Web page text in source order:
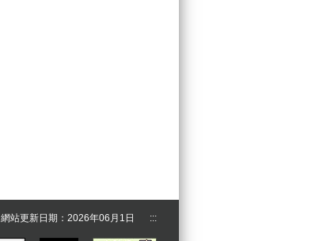
網站更新日期：2026年06月1日 :::